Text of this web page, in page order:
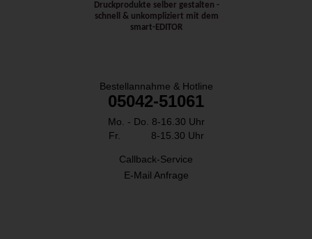
Druckprodukte selber gestalten -
schnell & unkompliziert mit dem
smart-EDITOR
Bestellannahme & Hotline
05042-51061
Mo. - Do. 8-16.30 Uhr
Fr. 8-15.30 Uhr
Callback-Service
E-Mail Anfrage